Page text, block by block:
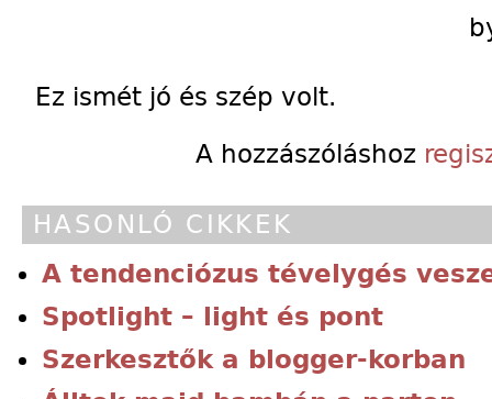
Ez ismét jó és szép volt.
A hozzászóláshoz
HASONLÓ CIKKEK
A tendenciózus tévelygés
Spotlight – light és pont
Szerkesztők a blogger-korban